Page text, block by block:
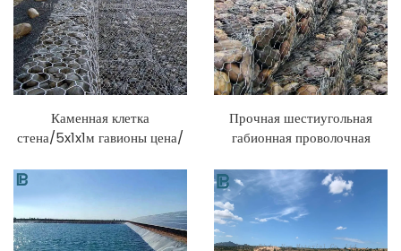
Каменная клетка
стена/5x1x1м гавионы цена/
Прочная шестиугольная
габионная проволочная
габионная коробка для
подпорных стен, контроль
эрозии